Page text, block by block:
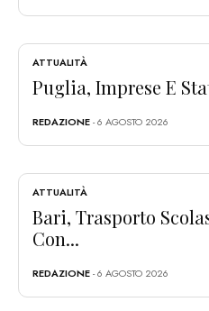
ATTUALITÀ
Puglia, Imprese E
REDAZIONE- 6 AGOSTO 2026
ATTUALITÀ
Bari, Trasporto
Con...
REDAZIONE- 6 AGOSTO 2026